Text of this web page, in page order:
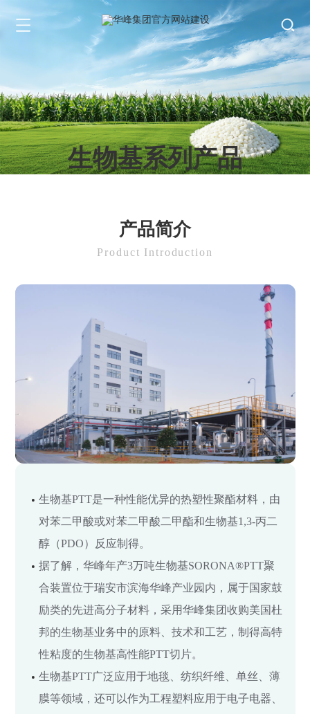
生物基系列产品
产品简介
Product Introduction
生物基PTT是一种性能优异的热塑性聚酯材料，由
对苯二甲酸或对苯二甲酸二甲酯和生物基1,3-丙二
醇（PDO）反应制得。
据了解，华峰年产3万吨生物基SORONA®PTT聚
合装置位于瑞安市滨海华峰产业园内，属于国家鼓
励类的先进高分子材料，采用华峰集团收购美国杜
邦的生物基业务中的原料、技术和工艺，制得高特
性粘度的生物基高性能PTT切片。
生物基PTT广泛应用于地毯、纺织纤维、单丝、薄
膜等领域，还可以作为工程塑料应用于电子电器、